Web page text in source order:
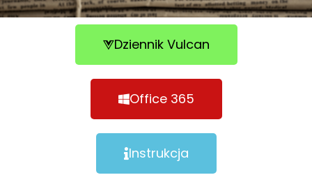
Dziennik Vulcan
Office 365
Instrukcja